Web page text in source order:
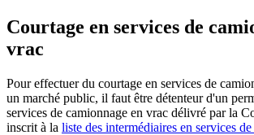
Courtage en services de
vrac
Pour effectuer du courtage en services de
un marché public, il faut être détenteur d'un
services de camionnage en vrac délivré par la
inscrit à la liste des intermédiaires en services